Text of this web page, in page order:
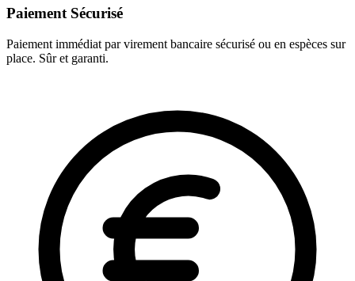
Paiement Sécurisé
Paiement immédiat par virement bancaire sécurisé ou en espèces sur
place. Sûr et garanti.